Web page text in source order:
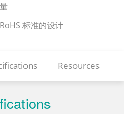
标准的设计
Resources